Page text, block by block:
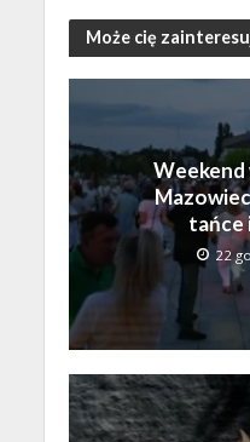
Może cię
Weekend
tańce
22